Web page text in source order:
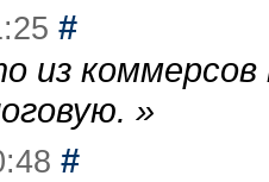
#
из
»
#